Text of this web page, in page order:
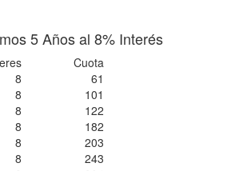
5 Años al 8% Interés
Cuota
8
61
8
101
8
122
8
182
8
203
8
243